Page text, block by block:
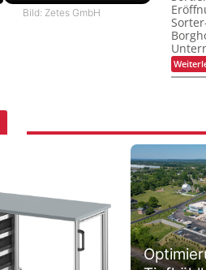
Bild: Zetes GmbH